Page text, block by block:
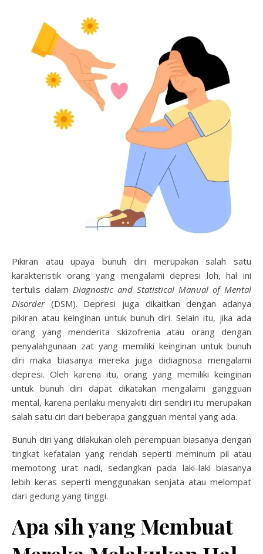
Pikiran atau upaya bunuh diri merupakan salah satu
karakteristik orang yang mengalami depresi loh, hal ini
tertulis dalam Diagnostic and Statistical Manual of Mental
Disorder(DSM). Depresi juga dikaitkan dengan adanya
pikiran atau keinginan untuk bunuh diri. Selain itu, jika ada
orang yang menderita skizofrenia atau orang dengan
penyalahgunaan zat yang memiliki keinginan untuk bunuh
diri maka biasanya mereka juga didiagnosa mengalami
depresi. Oleh karena itu, orang yang memiliki keinginan
untuk bunuh diri dapat dikatakan mengalami gangguan
mental, karena perilaku menyakiti diri sendiri itu merupakan
salah satu ciri dari beberapa gangguan mental yang ada.
Bunuh diri yang dilakukan oleh perempuan biasanya dengan
tingkat kefatalan yang rendah seperti meminum pil atau
memotong urat nadi, sedangkan pada laki-laki biasanya
lebih keras seperti menggunakan senjata atau melompat
dari gedung yang tinggi.
Apa sih yang Membuat